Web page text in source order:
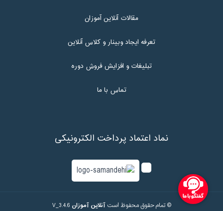
مقالات آنلاین آموزان
تعرفه ایجاد وبینار و کلاس آنلاین
تبلیغات و افزایش فروش دوره
تماس با ما
نماد اعتماد پرداخت الکترونیکی
© تمام حقوق محفوظ استآنلاین آموزان